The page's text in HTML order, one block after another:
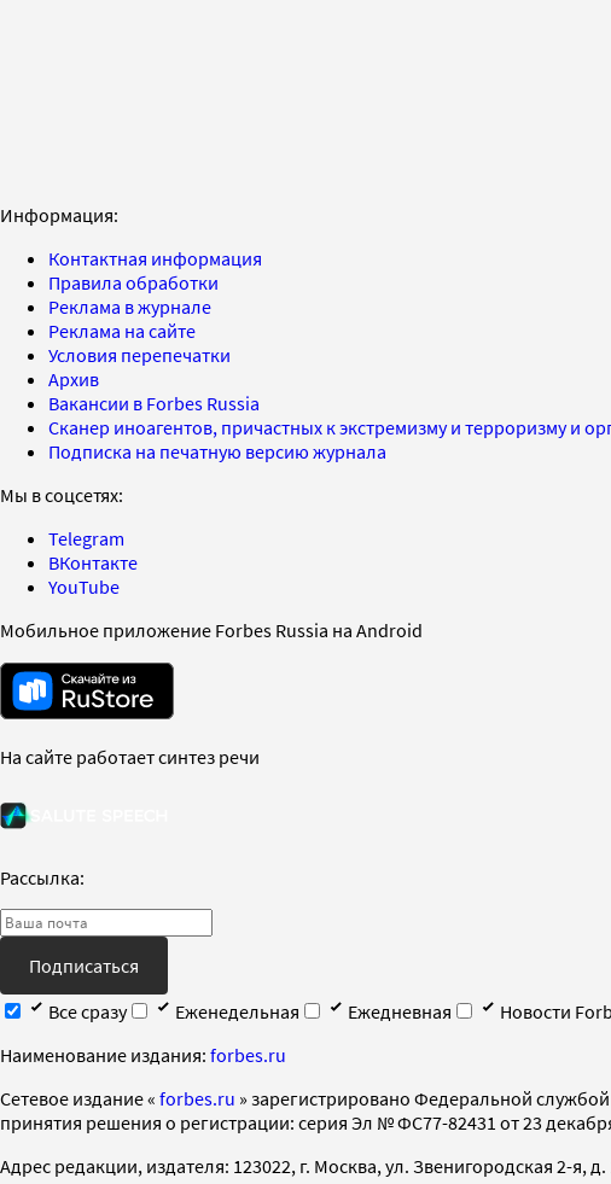
Информация:
Контактная информация
Правила обработки
Реклама в журнале
Реклама на сайте
Условия перепечатки
Архив
Вакансии в Forbes Russia
Сканер иноагентов, причастных к экстремизму и терроризму и
Подписка на печатную версию журнала
Мы в соцсетях:
Telegram
ВКонтакте
YouTube
Мобильное приложение Forbes Russia на Android
На сайте работает синтез речи
Рассылка:
Подписаться
Все сразу
Еженедельная Ежедневная
Новости
Наименование издания: forbes.ru
Cетевое издание « forbes.ru » зарегистрировано Федеральной
принятия решения о регистрации: серия Эл № ФС77-82431 от 23
Адрес редакции, издателя: 123022, г. Москва, ул. Звенигородская 2-я, д.